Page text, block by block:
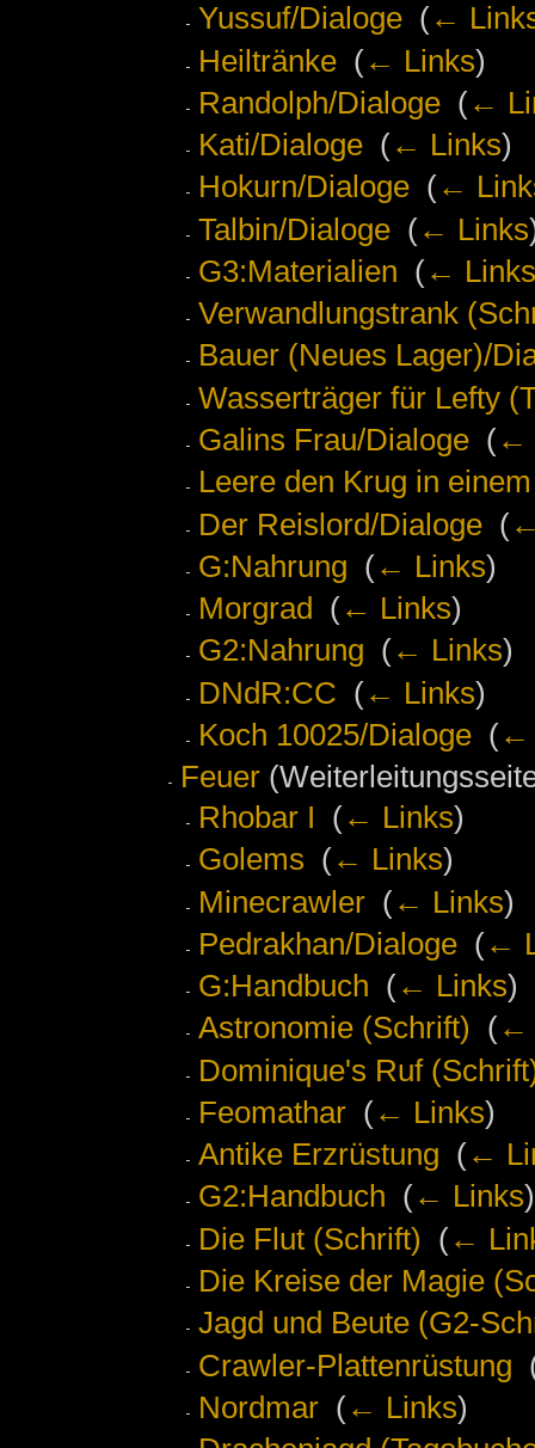
Yussuf/Dialoge‎ (←
Heiltränke‎ (← Links)
Randolph/Dialoge‎ (←
Kati/Dialoge‎ (← Links)
Hokurn/Dialoge‎ (←
Talbin/Dialoge‎ (← Links
G3:Materialien (← Links
Verwandlungstrank
Bauer (Neues Lager)/
Wasserträger für Lefty
Galins Frau/Dialoge‎ (←
Leere den Krug in
Der Reislord/Dialoge‎ (
G:Nahrung (← Links)
Morgrad
(← Links)
G2:Nahrung (← Links)
DNdR:CC (← Links)
Koch 10025/Dialoge‎ (←
Feuer
Rhobar I
(← Links)
Golems (← Links)
Minecrawler‎ (← Links)
Pedrakhan/Dialoge‎ (←
G:Handbuch (← Links)
Astronomie (Schrift)
(←
Dominique's Ruf
Feomathar‎ (← Links)
Antike Erzrüstung (←
G2:Handbuch (← Links)
Die Flut (Schrift)
(←
Die Kreise der Magie
Jagd und Beute (G2-
Crawler-Plattenrüstung
Nordmar‎ (← Links)